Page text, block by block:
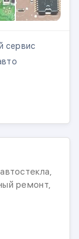
сервис
ремонт,